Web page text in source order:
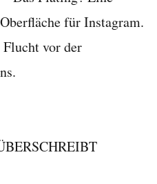
für Instagram.
vor der